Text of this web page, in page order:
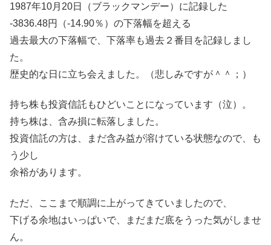
1987年10月20日（ブラックマンデー）に記録した
-3836.48円（-14.90％）の下落幅を超える
過去最大の下落幅で、下落率も過去２番目を記録しまし
た。
歴史的な日に立ち会えました。（悲しみですが＾＾；）
持ち株も投資信託もひどいことになっています（泣）。
持ち株は、含み損に転落しました。
投資信託の方は、まだ含み益が溶けている状態なので、も
う少し
余裕があります。
ただ、ここまで順調に上がってきていましたので、
下げる余地はいっぱいで、まだまだ底をうった気がしませ
ん。